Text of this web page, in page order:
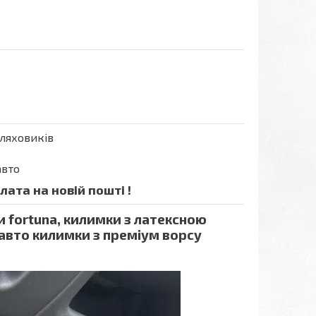
на новій пошті !
fortuna, килимки з латексною
килимки з преміум ворсу